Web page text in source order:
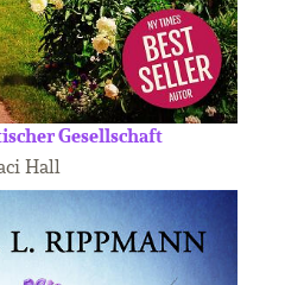
Gesellschaft
Hall